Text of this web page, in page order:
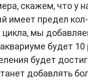
скажем, что у
имеет предел
мы
будет
будет
добавлять